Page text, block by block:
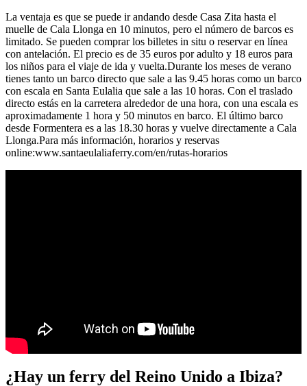
La ventaja es que se puede ir andando desde Casa Zita hasta el
muelle de Cala Llonga en 10 minutos, pero el número de barcos es
limitado. Se pueden comprar los billetes in situ o reservar en línea
con antelación. El precio es de 35 euros por adulto y 18 euros para
los niños para el viaje de ida y vuelta.Durante los meses de verano
tienes tanto un barco directo que sale a las 9.45 horas como un barco
con escala en Santa Eulalia que sale a las 10 horas. Con el traslado
directo estás en la carretera alrededor de una hora, con una escala es
aproximadamente 1 hora y 50 minutos en barco. El último barco
desde Formentera es a las 18.30 horas y vuelve directamente a Cala
Llonga.Para más información, horarios y reservas
online:www.santaeulaliaferry.com/en/rutas-horarios
¿Hay un ferry del Reino Unido a Ibiza?